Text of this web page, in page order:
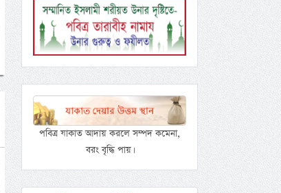
পবিত্র যাকাত আদায় করলে সম্পদ কমেনা,
বরং বৃদ্ধি পায়।